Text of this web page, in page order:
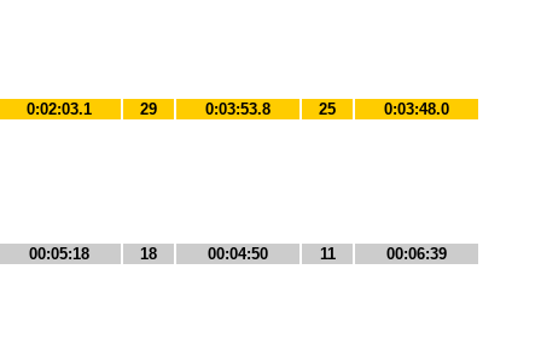
0:02:03.1 29 0:03:53.8 25
0:03:48.0
00:05:18 18 00:04:50 11
00:06:39